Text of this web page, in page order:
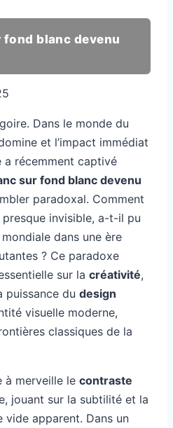
fond blanc devenu
Dans le monde du
et l’impact immédiat
a récemment captivé
sur fond blanc devenu
paradoxal. Comment
invisible, a-t-il pu
dans une ère
? Ce paradoxe
sur la créativité,
puissance du design
visuelle moderne,
classiques de la
à merveille le contraste
jouant sur la subtilité et la
vide apparent. Dans un